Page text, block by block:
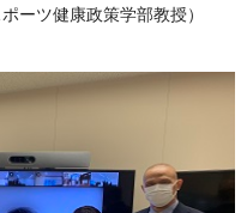
ーツ健康政策学部教授）